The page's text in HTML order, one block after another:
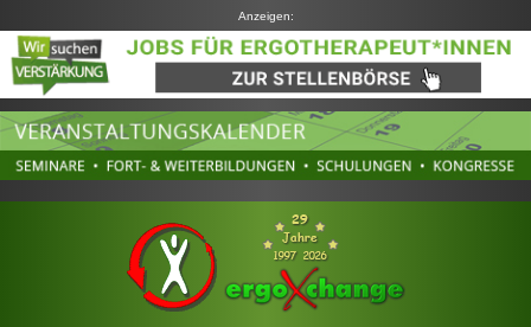
Anzeigen: